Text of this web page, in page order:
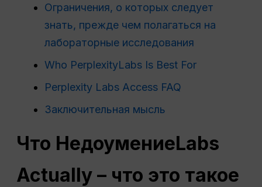
Ограничения, о которых следует
знать, прежде чем полагаться на
лабораторные исследования
Who PerplexityLabs Is Best For
Perplexity Labs Access FAQ
Заключительная мысль
Что НедоумениеLabs
Actually – что это такое